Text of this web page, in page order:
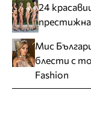
24
Мис
блести с
Fashion